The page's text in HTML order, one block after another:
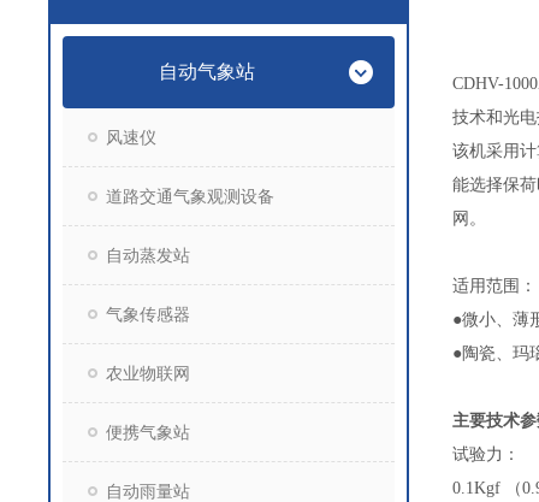
自动气象站
风速仪
道路交通气象观测设备
自动蒸发站
气象传感器
农业物联网
便携气象站
自动雨量站
CDHV-
技术和光
该机采用
能选择保
网。
适用范围：
●微小、薄
●陶瓷、玛
主要技术
试验力：
0.1Kgf （